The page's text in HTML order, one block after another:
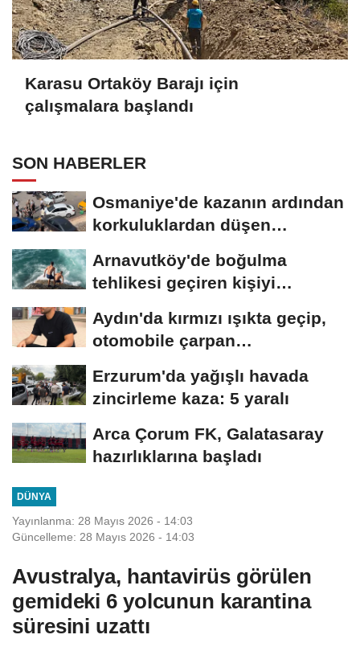
Karasu Ortaköy Barajı için
çalışmalara başlandı
SON HABERLER
Osmaniye'de kazanın ardından
korkuluklardan düşen
Arnavutköy'de boğulma
tehlikesi geçiren kişiyi
Aydın'da kırmızı ışıkta geçip,
otomobile çarpan
Erzurum'da yağışlı havada
zincirleme kaza: 5 yaralı
Arca Çorum FK, Galatasaray
hazırlıklarına başladı
DÜNYA
Yayınlanma: 28 Mayıs 2026 - 14:03
Güncelleme: 28 Mayıs 2026 - 14:03
Avustralya, hantavirüs görülen
gemideki 6 yolcunun karantina
süresini uzattı